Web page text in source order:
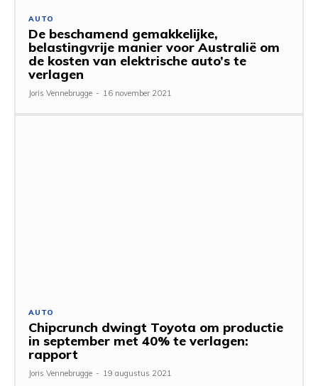
AUTO
De beschamend gemakkelijke,
belastingvrije manier voor Australië om
de kosten van elektrische auto’s te
verlagen
Joris Vennebrugge - 16 november 2021
AUTO
Chipcrunch dwingt Toyota om productie
in september met 40% te verlagen:
rapport
Joris Vennebrugge - 19 augustus 2021